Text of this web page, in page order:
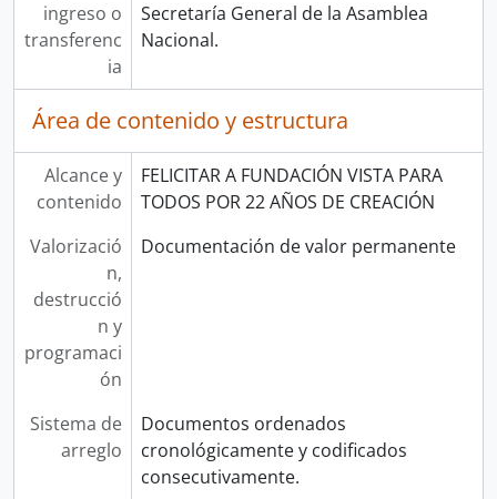
ingreso o
transferenc
ia
Secretaría General de la Asamblea
Nacional.
Área de contenido y estructura
Alcance y
contenido
FELICITAR A FUNDACIÓN VISTA PARA
TODOS POR 22 AÑOS DE CREACIÓN
Valorizació
n,
destrucció
n y
programaci
ón
Documentación de valor permanente
Sistema de
arreglo
Documentos ordenados
cronológicamente y codificados
consecutivamente.